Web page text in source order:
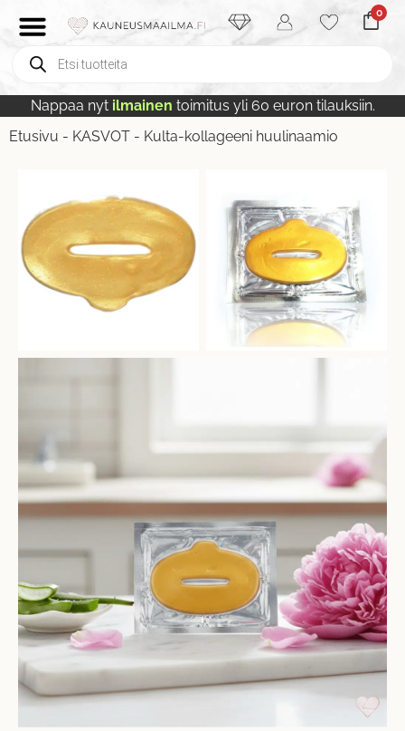
0
Nappaa nyt ilmainen toimitus yli 60 euron tilauksiin.
Etusivu - KASVOT - Kulta-kollageeni huulinaamio